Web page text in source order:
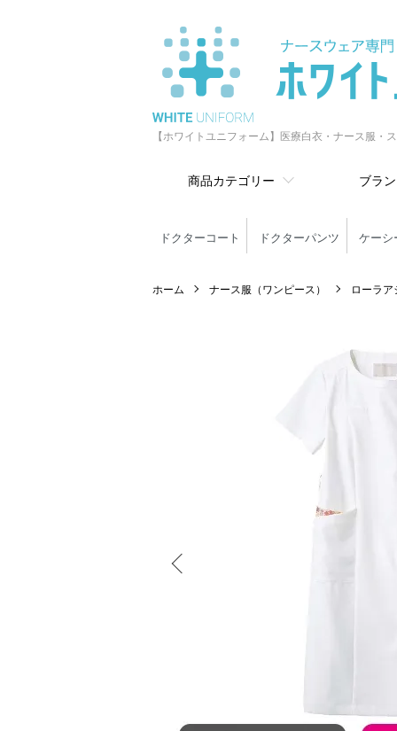
【ホワイトユニフォーム】医療白衣・ナース服・
商品カテゴリー ブラ
ドクターコート ドクターパンツ ケーシ
ホーム ナース服（ワンピース） ローラ